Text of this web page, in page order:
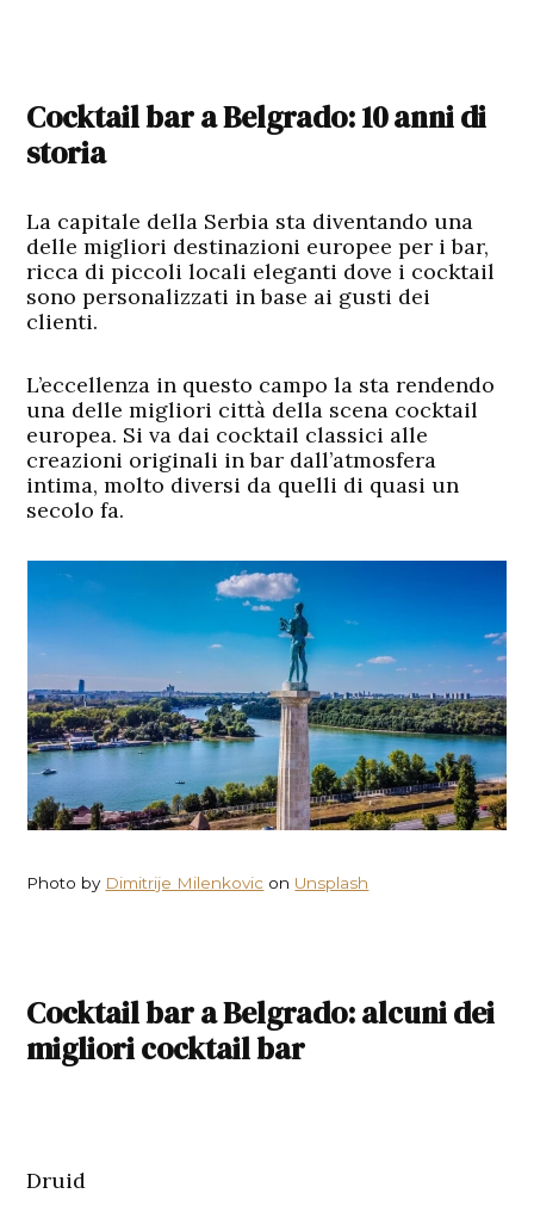
Cocktail bar a Belgrado: 10 anni di
storia
La capitale della Serbia sta diventando una
delle migliori destinazioni europee per i bar,
ricca di piccoli locali eleganti dove i cocktail
sono personalizzati in base ai gusti dei
clienti.
L’eccellenza in questo campo la sta rendendo
una delle migliori città della scena cocktail
europea. Si va dai cocktail classici alle
creazioni originali in bar dall’atmosfera
intima, molto diversi da quelli di quasi un
secolo fa.
Photo by Dimitrije Milenkovic on Unsplash
Cocktail bar a Belgrado: alcuni dei
migliori cocktail bar
Druid